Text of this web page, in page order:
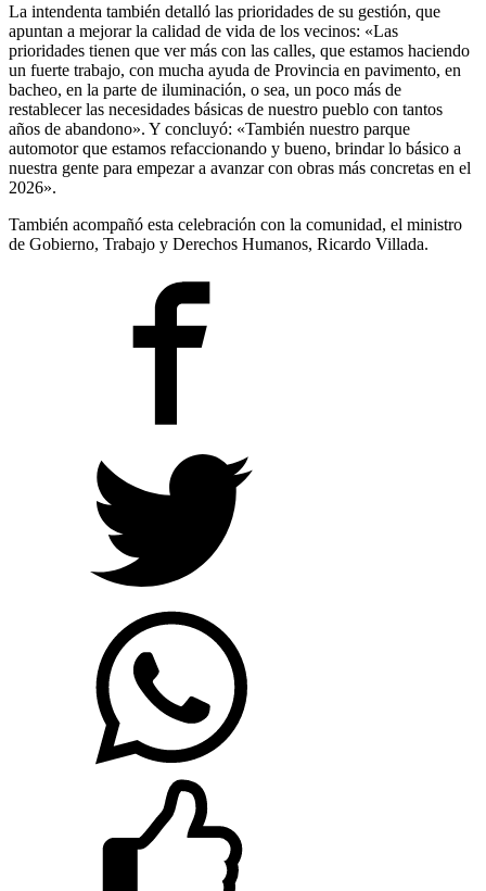
La intendenta también detalló las prioridades de su gestión, que
apuntan a mejorar la calidad de vida de los vecinos: «Las
prioridades tienen que ver más con las calles, que estamos haciendo
un fuerte trabajo, con mucha ayuda de Provincia en pavimento, en
bacheo, en la parte de iluminación, o sea, un poco más de
restablecer las necesidades básicas de nuestro pueblo con tantos
años de abandono». Y concluyó: «También nuestro parque
automotor que estamos refaccionando y bueno, brindar lo básico a
nuestra gente para empezar a avanzar con obras más concretas en el
2026».
También acompañó esta celebración con la comunidad, el ministro
de Gobierno, Trabajo y Derechos Humanos, Ricardo Villada.